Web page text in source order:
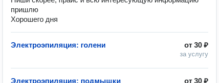
пришлю
Хорошего дня
от 30 ₽
за услугу
Электроэпиляция: голени
от 30 ₽
Электроэпиляция: подмышки